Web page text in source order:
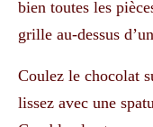
bien toutes les
grille au-dessus
Coulez le chocolat
lissez avec une